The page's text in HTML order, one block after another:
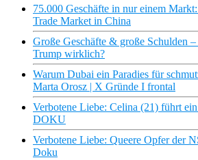
75.000 Geschäfte in nur einem
Trade Market in China
Große Geschäfte & große Schulden
Trump wirklich?
Warum Dubai ein Paradies für
Marta Orosz | X Gründe I frontal
Verbotene Liebe: Celina (21) führt
DOKU
Verbotene Liebe: Queere Opfer der
Doku